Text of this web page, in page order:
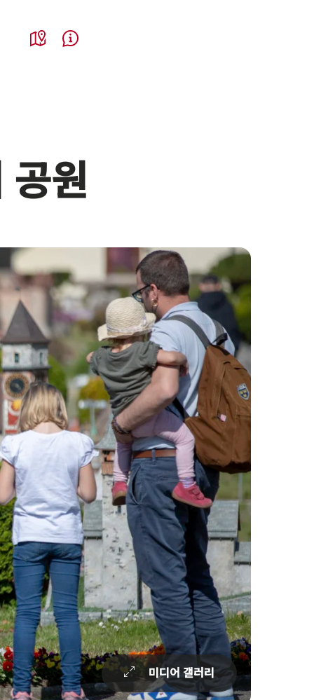
and important links
(click to display)
Map Help & Contact
원
미디어 갤러리